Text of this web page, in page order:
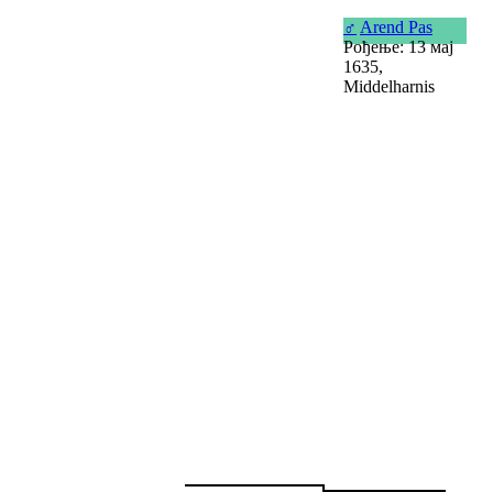
♂ Arend Pas
Рођење: 13 мај
1635,
Middelharnis